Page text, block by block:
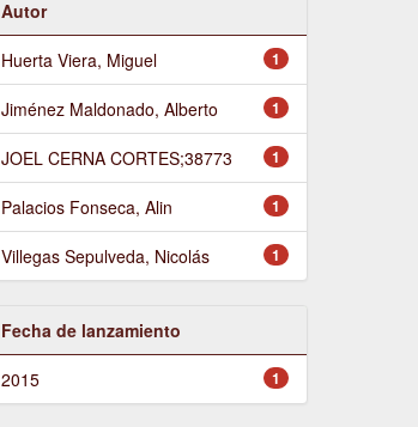
Autor
1
Huerta Viera, Miguel
1
Jiménez Maldonado, Alberto
1
JOEL CERNA CORTES;38773
1
Palacios Fonseca, Alin
1
Villegas Sepulveda, Nicolás
Fecha de lanzamiento
1
2015